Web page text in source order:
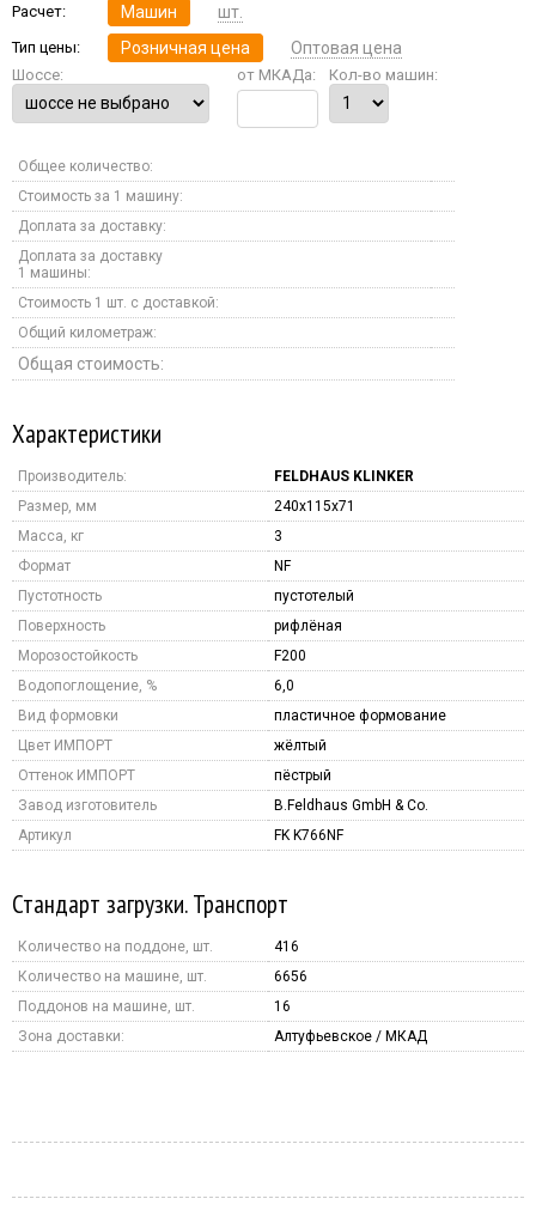
Расчет: Машин шт.
Тип цены: Розничная цена Оптовая цена
Шоссе: от МКАДа: Кол-во машин:
Общее количество:
Стоимость за 1 машину:
Доплата за доставку:
Доплата за доставку
1 машины:
Стоимость 1 шт. с доставкой:
Общий километраж:
Общая стоимость:
Характеристики
Производитель:
FELDHAUS KLINKER
Размер, мм
240x115x71
Масса, кг
3
Формат
NF
Пустотность
пустотелый
Поверхность
рифлёная
Морозостойкость
F200
Водопоглощение, %
6,0
Вид формовки
пластичное формование
Цвет ИМПОРТ
жёлтый
Оттенок ИМПОРТ
пёстрый
Завод изготовитель
B.Feldhaus GmbH & Co.
Артикул
FK K766NF
Стандарт загрузки. Транспорт
Количество на поддоне, шт.
416
Количество на машине, шт.
6656
Поддонов на машине, шт.
16
Зона доставки:
Алтуфьевское / МКАД